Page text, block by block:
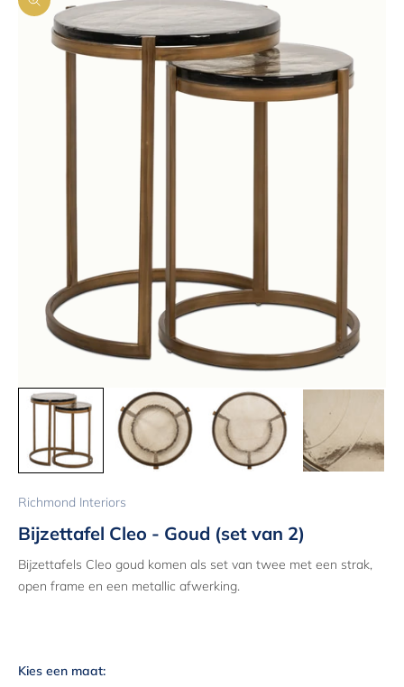
In-/uitzoomen
Richmond Interiors
Bijzettafel Cleo - Goud (set van 2)
Bijzettafels Cleo goud komen als set van twee met een strak,
open frame en een metallic afwerking.
Kies een maat: